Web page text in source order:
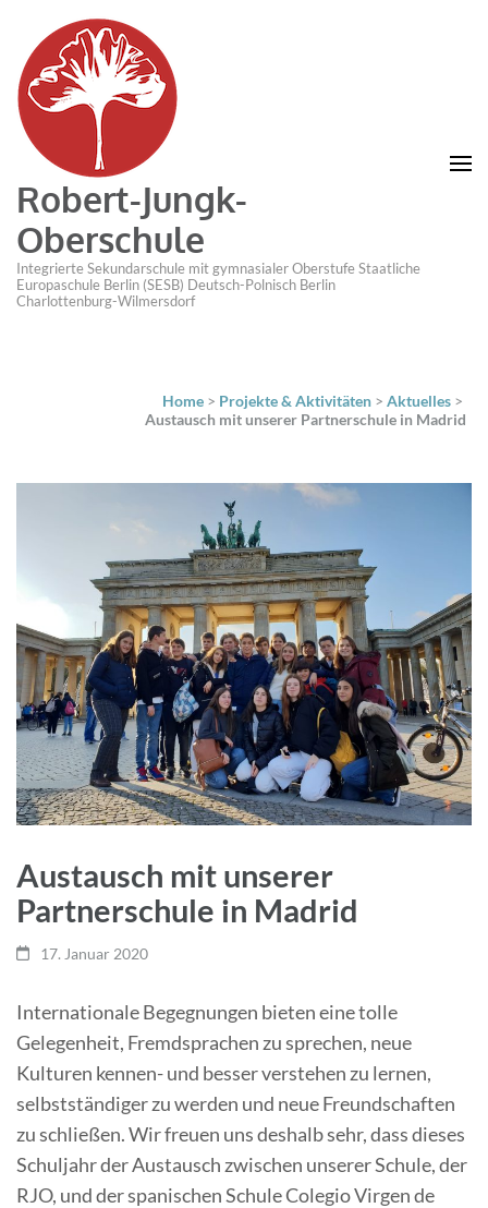
Robert-Jungk-
Oberschule
Integrierte Sekundarschule mit gymnasialer Oberstufe Staatliche
Europaschule Berlin (SESB) Deutsch-Polnisch Berlin
Charlottenburg-Wilmersdorf
Home > Projekte & Aktivitäten > Aktuelles >
Austausch mit unserer Partnerschule in Madrid
Austausch mit unserer
Partnerschule in Madrid
17. Januar 2020
Internationale Begegnungen bieten eine tolle
Gelegenheit, Fremdsprachen zu sprechen, neue
Kulturen kennen- und besser verstehen zu lernen,
selbstständiger zu werden und neue Freundschaften
zu schließen. Wir freuen uns deshalb sehr, dass dieses
Schuljahr der Austausch zwischen unserer Schule, der
RJO, und der spanischen Schule Colegio Virgen de